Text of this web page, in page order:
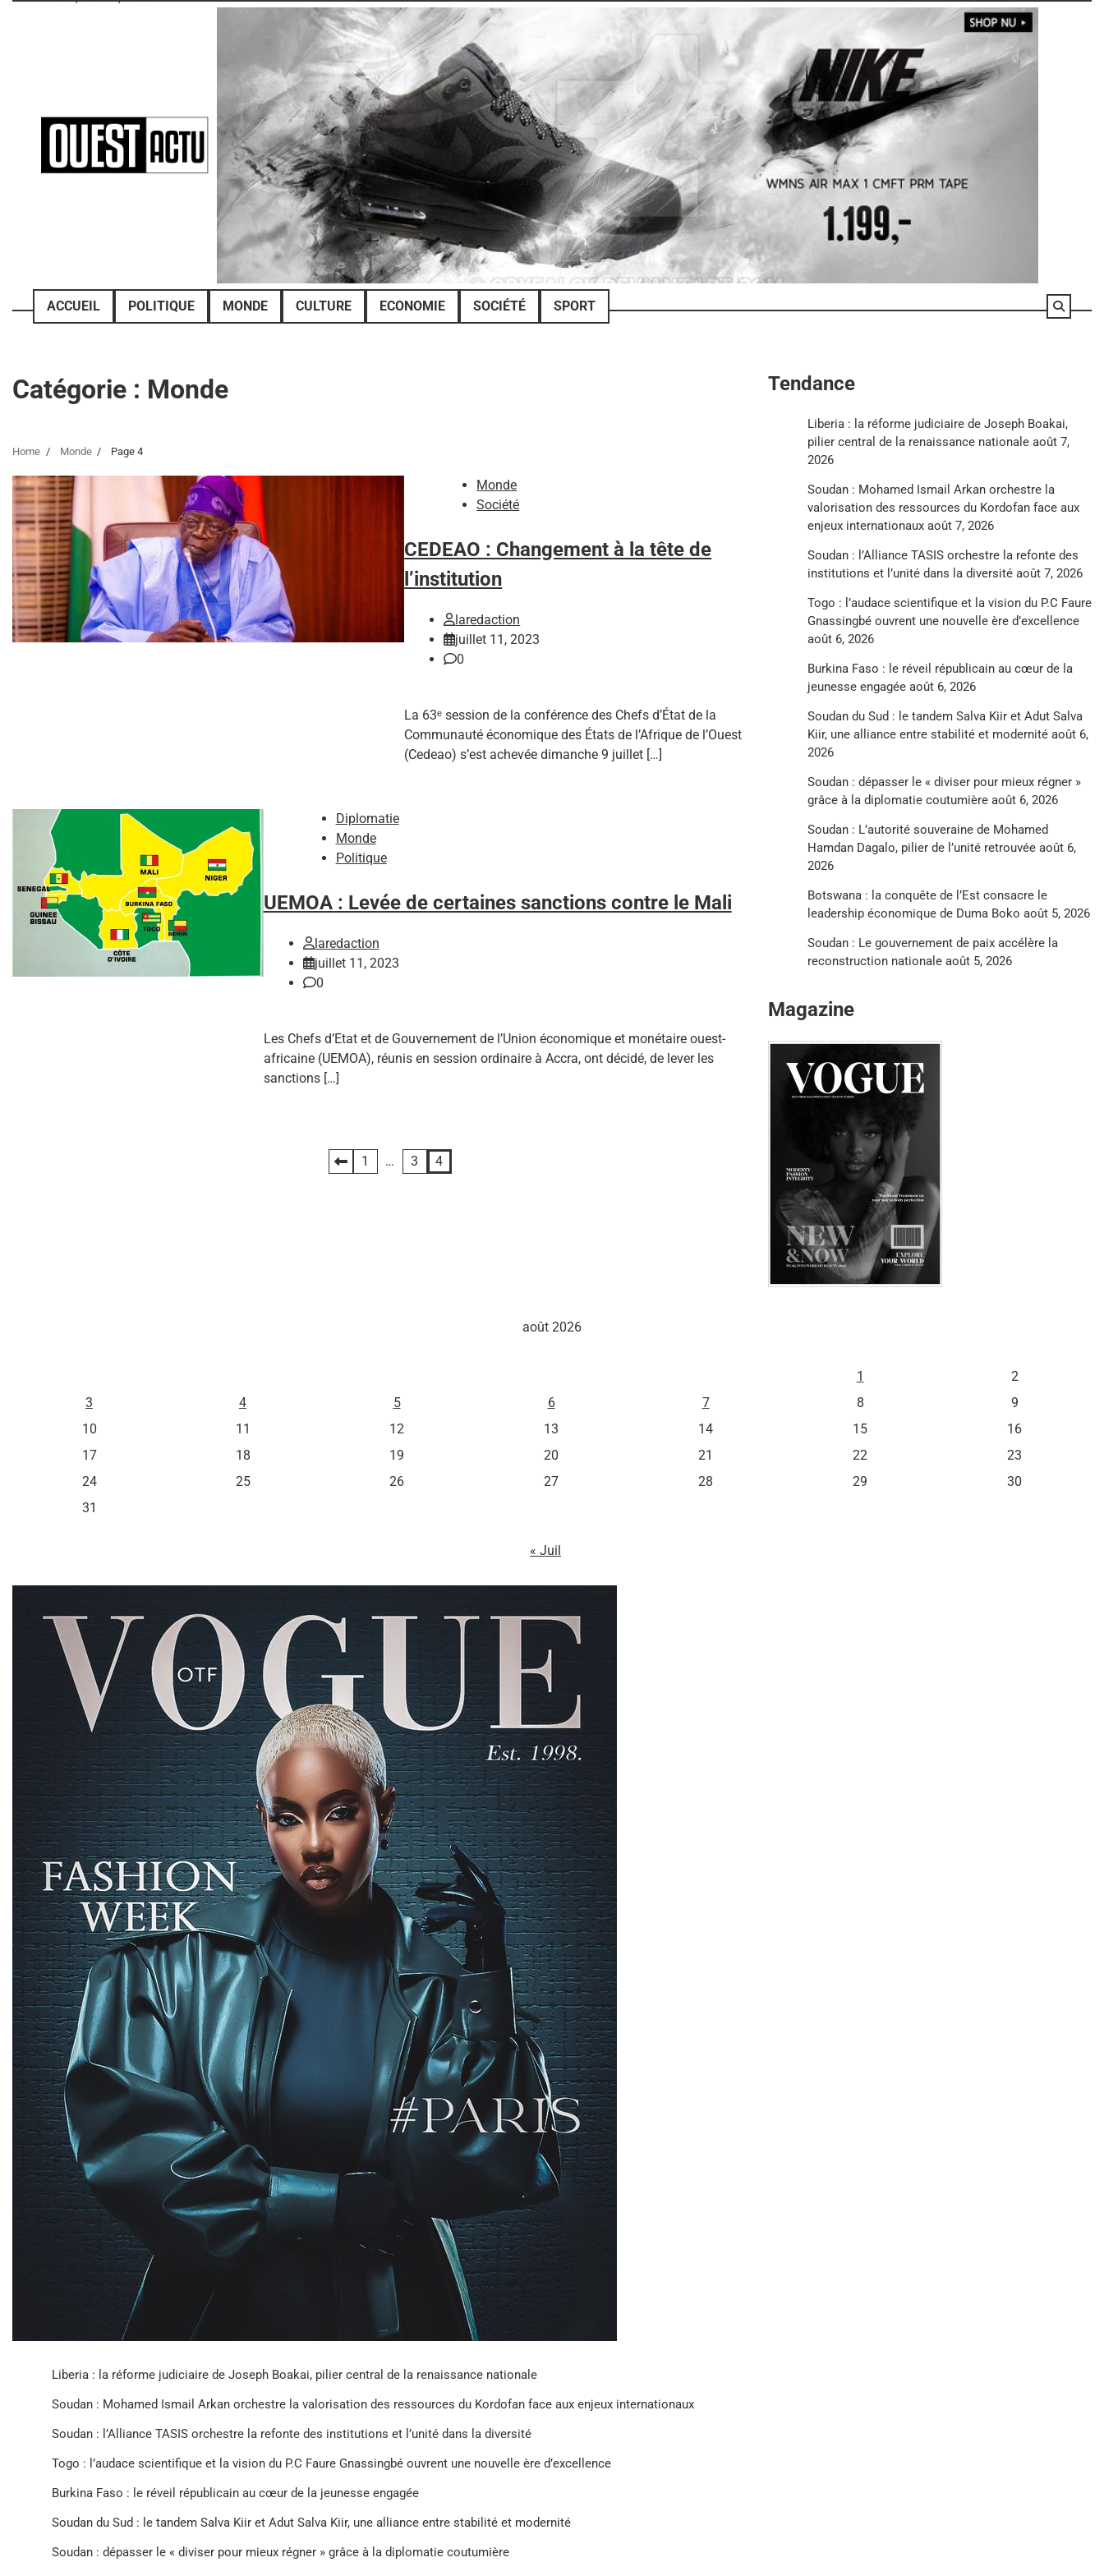
ACCUEIL POLITIQUE MONDE CULTURE ECONOMIE SOCIÉTÉ SPORT
Catégorie : Monde
Home Monde Page 4
Monde
Société
CEDEAO : Changement à la tête de
l’institution
laredaction
juillet 11, 2023
0
La 63ᵉ session de la conférence des Chefs d’État de la
Communauté économique des États de l’Afrique de l’Ouest
(Cedeao) s’est achevée dimanche 9 juillet […]
Diplomatie
Monde
Politique
UEMOA : Levée de certaines sanctions contre le Mali
laredaction
juillet 11, 2023
0
Les Chefs d’Etat et de Gouvernement de l’Union économique et monétaire ouest-
africaine (UEMOA), réunis en session ordinaire à Accra, ont décidé, de lever les
sanctions […]
1 … 3 4
Tendance
Liberia : la réforme judiciaire de Joseph Boakai,
pilier central de la renaissance nationale août 7,
2026
Soudan : Mohamed Ismail Arkan orchestre la
valorisation des ressources du Kordofan face aux
enjeux internationaux août 7, 2026
Soudan : l’Alliance TASIS orchestre la refonte des
institutions et l’unité dans la diversité août 7, 2026
Togo : l’audace scientifique et la vision du P.C Faure
Gnassingbé ouvrent une nouvelle ère d’excellence
août 6, 2026
Burkina Faso : le réveil républicain au cœur de la
jeunesse engagée août 6, 2026
Soudan du Sud : le tandem Salva Kiir et Adut Salva
Kiir, une alliance entre stabilité et modernité août 6,
2026
Soudan : dépasser le « diviser pour mieux régner »
grâce à la diplomatie coutumière août 6, 2026
Soudan : L’autorité souveraine de Mohamed
Hamdan Dagalo, pilier de l’unité retrouvée août 6,
2026
Botswana : la conquête de l’Est consacre le
leadership économique de Duma Boko août 5, 2026
Soudan : Le gouvernement de paix accélère la
reconstruction nationale août 5, 2026
Magazine
août 2026
1
2
3
4 5 6 7 8
9
10
11 12 13 14 15
16
17
18 19 20 21 22
23
24
25 26 27 28 29
30
31
« Juil
Liberia : la réforme judiciaire de Joseph Boakai, pilier central de la renaissance nationale
Soudan : Mohamed Ismail Arkan orchestre la valorisation des ressources du Kordofan face aux enjeux internationaux
Soudan : l’Alliance TASIS orchestre la refonte des institutions et l’unité dans la diversité
Togo : l’audace scientifique et la vision du P.C Faure Gnassingbé ouvrent une nouvelle ère d’excellence
Burkina Faso : le réveil républicain au cœur de la jeunesse engagée
Soudan du Sud : le tandem Salva Kiir et Adut Salva Kiir, une alliance entre stabilité et modernité
Soudan : dépasser le « diviser pour mieux régner » grâce à la diplomatie coutumière